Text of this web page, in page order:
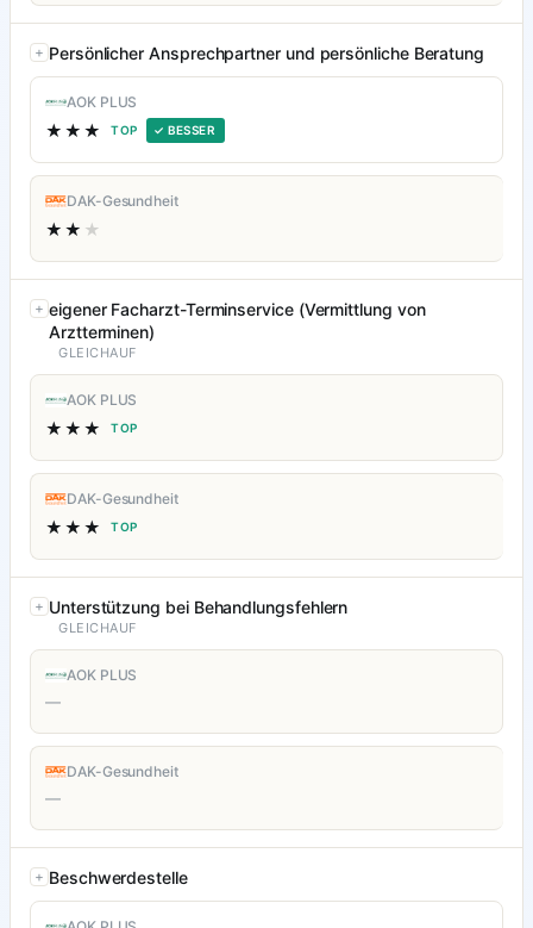
Persönlicher Ansprechpartner und persönliche Beratung
AOK PLUS
★★★ TOP ✓ BESSER
DAK-Gesundheit
★★ ★
eigener Facharzt-Terminservice (Vermittlung von
Arztterminen)
GLEICHAUF
AOK PLUS
★★★ TOP
DAK-Gesundheit
★★★ TOP
Unterstützung bei Behandlungsfehlern
GLEICHAUF
AOK PLUS
—
DAK-Gesundheit
—
Beschwerdestelle